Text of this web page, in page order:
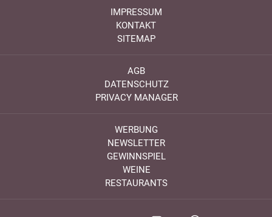
IMPRESSUM
KONTAKT
SITEMAP
AGB
DATENSCHUTZ
PRIVACY MANAGER
WERBUNG
NEWSLETTER
GEWINNSPIEL
WEINE
RESTAURANTS